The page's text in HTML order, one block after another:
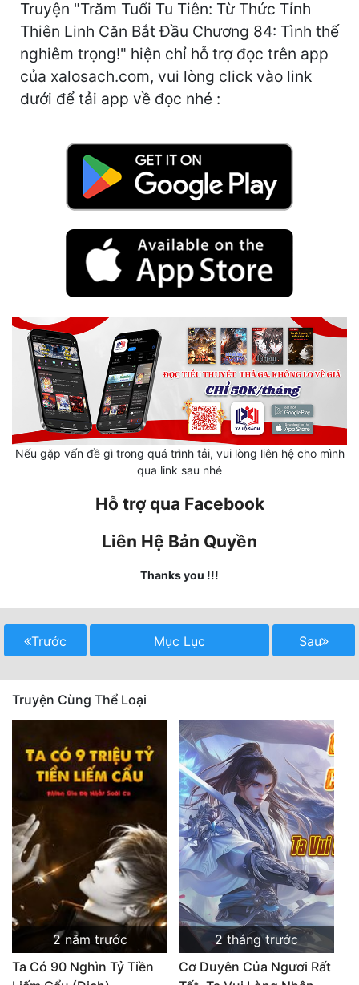
Khoa Huyễn
Khoa Huyễn Không Gian
Kinh Dị
Kiếm Hiệp
Mạt Thế
Mỹ Thực
Ngôn Tình
Nữ Cường
Quân Sự
Sảng Văn
Sủng
Thanh Xuân
Tiên Hiệp
Tiểu Thuyết
Trinh Thám
Triều Đấu
Trùng Sinh
Trọng Sinh
Truyện "Trăm Tuổi Tu Tiên: Từ Thức Tỉnh
Thiên Linh Căn Bắt Đầu Chương 84: Tình thế
nghiêm trọng!" hiện chỉ hỗ trợ đọc trên app
của xalosach.com, vui lòng click vào link
dưới để tải app về đọc nhé :
Nếu gặp vấn đề gì trong quá trình tải, vui lòng liên hệ cho mình
qua link sau nhé
Hỗ trợ qua Facebook
Liên Hệ Bản Quyền
Thanks you !!!
Trước Mục Lục Sau
Truyện Cùng Thể Loại
2 năm trước
Ta Có 90 Nghìn Tỷ Tiền
2 tháng trước
Cơ Duyên Của Ngươi Rất